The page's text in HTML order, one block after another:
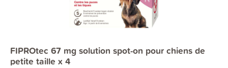
FIPROtec 67 mg solution spot-on pour chiens de
petite taille x 4